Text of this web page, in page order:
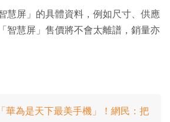
慧屏」的具體資料，例如尺寸、供應
智慧屏」售價將不會太離譜，銷量亦
華為是天下最美手機」！網民：把